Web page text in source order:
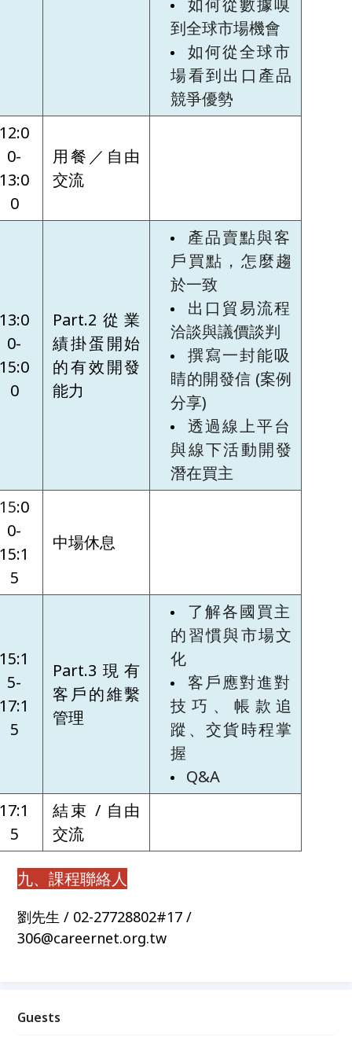
如何從數據嗅
到全球市場機會
如何從全球市
場看到出口產品
競爭優勢
12:0
0-
13:0
0
用餐／自由
交流
13:0
0-
15:0
0
Part.2從業
績掛蛋開始
的有效開發
能力
產品賣點與客
戶買點，怎麼趨
於一致
出口貿易流程
洽談與議價談判
撰寫一封能吸
睛的開發信 (案例
分享)
透過線上平台
與線下活動開發
潛在買主
15:0
0-
15:1
5
中場休息
15:1
5-
17:1
5
Part.3現有
客戶的維繫
管理
了解各國買主
的習慣與市場文
化
客戶應對進對
技巧、帳款追
蹤、交貨時程掌
握
Q&A
17:1
5
結束 / 自由
交流
九、課程聯絡人
劉先生 / 02-27728802#17 /
306@careernet.org.tw
Guests